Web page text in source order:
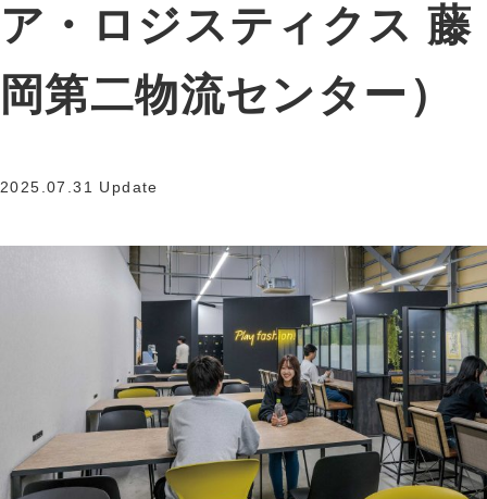
ア・ロジスティクス 藤
岡第二物流センター）
2025.07.31 Update